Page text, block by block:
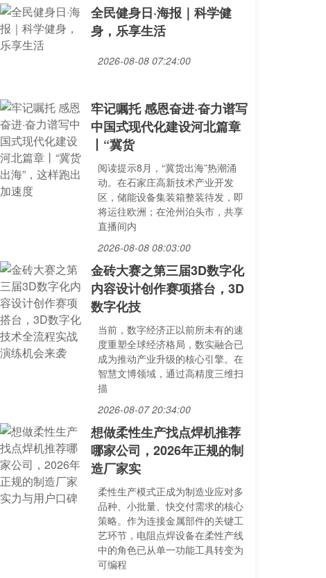
全民健身日·海报｜科学健
身，乐享生活
2026-08-08 07:24:00
牢记嘱托 感恩奋进·奋力谱写
中国式现代化建设河北篇章
丨“冀货
阅读提示8月，“冀货出海”热潮涌
动。在石家庄高新技术产业开发
区，储能设备集装箱整装待发，即
将运往欧洲；在沧州泊头市，共享
直播间内
2026-08-08 08:03:00
金砖大赛之第三届3D数字化
内容设计创作赛项搭台，3D
数字化技
当前，数字经济正以前所未有的速
度重塑全球经济格局，数实融合已
成为推动产业升级的核心引擎。在
智慧文博领域，通过高精度三维扫
描
2026-08-07 20:34:00
想做柔性生产找点焊机推荐
哪家公司，2026年正规的制
造厂家实
柔性生产模式正成为制造业应对多
品种、小批量、快交付需求的核心
策略。作为连接金属部件的关键工
艺环节，电阻点焊设备在柔性产线
中的角色已从单一功能工具转变为
可编程